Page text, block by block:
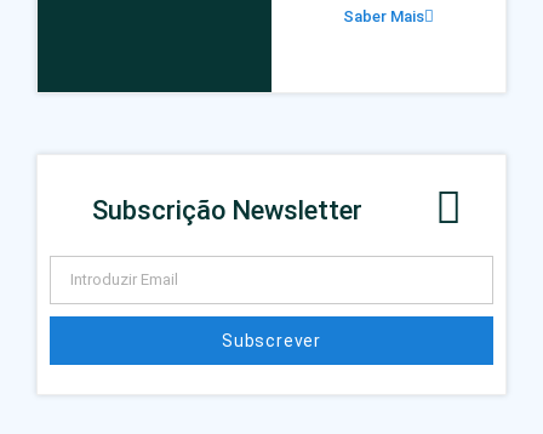
Saber Mais
Subscrição Newsletter
Subscrever